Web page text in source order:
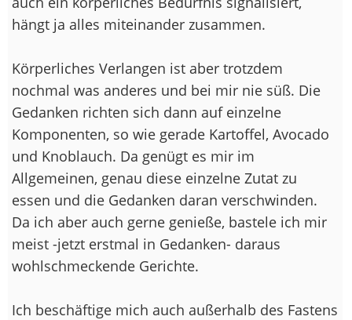
hängt ja alles miteinander zusammen.
Körperliches Verlangen ist aber trotzdem
nochmal was anderes und bei mir nie süß. Die
Gedanken richten sich dann auf einzelne
Komponenten, so wie gerade Kartoffel, Avocado
und Knoblauch. Da genügt es mir im
Allgemeinen, genau diese einzelne Zutat zu
essen und die Gedanken daran verschwinden.
Da ich aber auch gerne genieße, bastele ich mir
meist -jetzt erstmal in Gedanken- daraus
wohlschmeckende Gerichte.
Ich beschäftige mich auch außerhalb des Fastens